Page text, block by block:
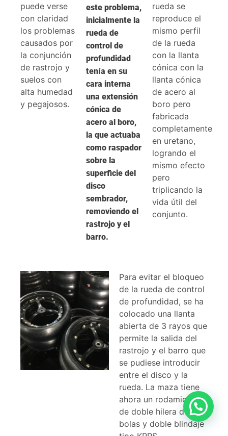
puede verse
con claridad
los problemas
causados por
la conjunción
de rastrojo y
suelos con
alta humedad
y pegajosos.
este problema,
inicialmente la
rueda de
control de
profundidad
tenía en su
cara interna
una extensión
cónica de
acero al boro,
la que actuaba
como raspador
sobre la
superficie del
disco
sembrador,
removiendo el
rastrojo y el
barro.
rueda se
reproduce el
mismo perfil
de la rueda
con la llanta
cónica con la
llanta cónica
de acero al
boro pero
fabricada
completamente
en uretano,
logrando el
mismo efecto
pero
triplicando la
vida útil del
conjunto.
Para evitar el bloqueo
de la rueda de control
de profundidad, se ha
colocado una llanta
abierta de 3 rayos que
permite la salida del
rastrojo y el barro que
se pudiese introducir
entre el disco y la
rueda. La maza tiene
ahora un rodamiento
de doble hilera de
bolas y doble blindaje